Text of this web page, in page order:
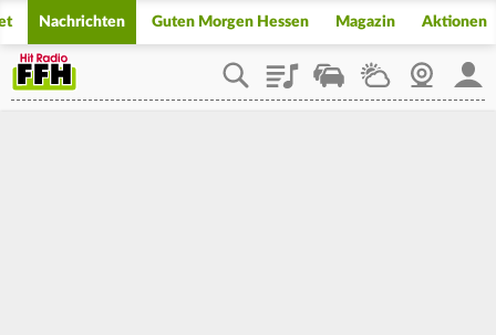
Nachrichten Guten Morgen Hessen Magazin Aktionen
PlaylistStaupilotWetterWebcam